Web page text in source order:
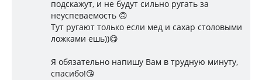
подскажут, и не будут сильно ругать за
неуспеваемость 🙃
Тут ругают только если мед и сахар столовыми
ложками ешь))😋
Я обязательно напишу Вам в трудную минуту,
спасибо!😘